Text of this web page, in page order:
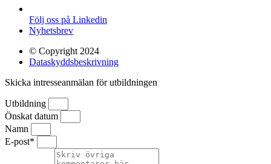
Följ oss på Linkedin
Nyhetsbrev
© Copyright 2024
Dataskyddsbeskrivning
Skicka intresseanmälan för utbildningen
Utbildning
Önskat datum
Namn
E-post*